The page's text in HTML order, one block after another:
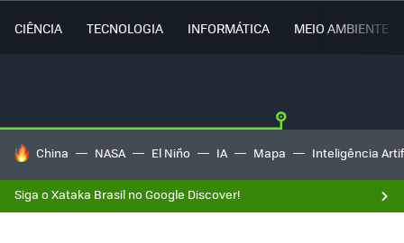
CIÊNCIA TECNOLOGIA INFORMÁTICA MEIO AMBIENTE
TENDÊNCIAS DO DIA
China NASA El Niño IA Mapa Inteligência
Siga o Xataka Brasil no Google Discover!